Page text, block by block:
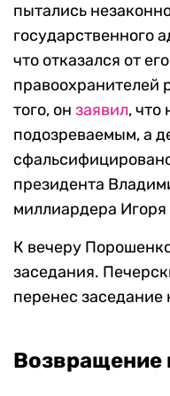
пытались
государственного
что отказался от
правоохранителей
того, он заявил, что
подозреваемым, а
президента
миллиардера Игоря
К вечеру
заседания.
перенес заседание
Возвращение